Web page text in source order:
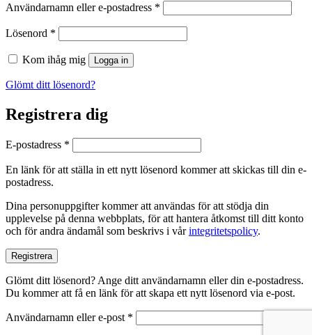
Användarnamn eller e-postadress *
Lösenord *
Kom ihåg mig Logga in
Glömt ditt lösenord?
Registrera dig
E-postadress *
En länk för att ställa in ett nytt lösenord kommer att skickas till din e-
postadress.
Dina personuppgifter kommer att användas för att stödja din
upplevelse på denna webbplats, för att hantera åtkomst till ditt konto
och för andra ändamål som beskrivs i vårintegritetspolicy.
Registrera
Glömt ditt lösenord? Ange ditt användarnamn eller din e-postadress.
Du kommer att få en länk för att skapa ett nytt lösenord via e-post.
Användarnamn eller e-post *